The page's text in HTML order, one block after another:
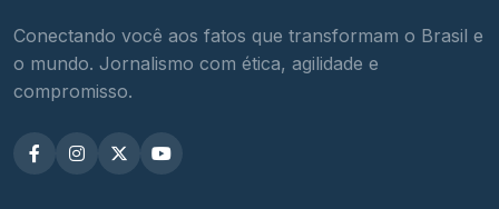
Conectando você aos fatos que transformam o Brasil e
o mundo. Jornalismo com ética, agilidade e
compromisso.